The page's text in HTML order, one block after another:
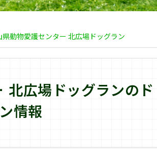
県動物愛護センター 北広場ドッグラン
北広場ドッグランのド
情報